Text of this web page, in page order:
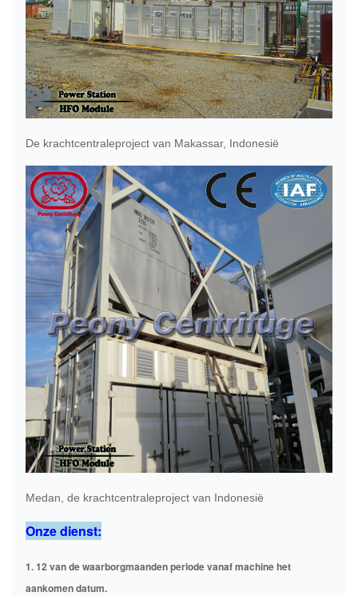
De krachtcentraleproject van Makassar, Indonesië
Medan, de krachtcentraleproject van Indonesië
Onze dienst:
1. 12 van de waarborgmaanden periode vanaf machine het
aankomen datum.